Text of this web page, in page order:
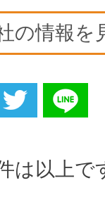
の情報を
は以上で